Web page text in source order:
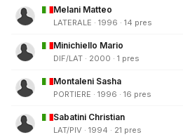
Melani Matteo
LATERALE · 1996 · 14 pres
Minichiello Mario
DIF/LAT · 2000 · 1 pres
Montaleni Sasha
PORTIERE · 1996 · 16 pres
Sabatini Christian
LAT/PIV · 1994 · 21 pres